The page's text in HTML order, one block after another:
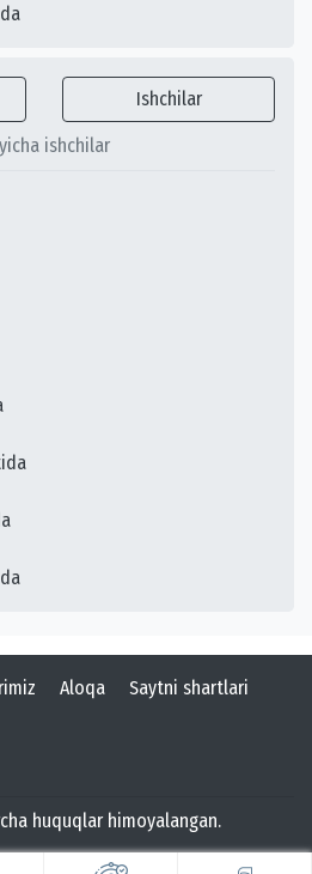
Ishchilar
ishchilar
Aloqa Saytni shartlari
huquqlar himoyalangan.